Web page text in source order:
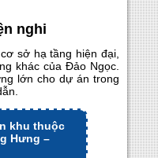
nghi
sở hạ tầng hiện đại,
khác của Đảo Ngọc.
lớn cho dự án trong
khu thuộc
Hưng –